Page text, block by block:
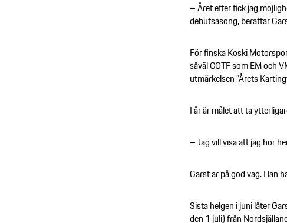
– Året efter fick jag
debutsäsong, berättar
För finska Koski
såväl COTF som EM och
utmärkelsen ”Årets
I år är målet att ta
– Jag vill visa att jag hör
Garst är på god väg. Han
Sista helgen i juni låter
den 1 juli) från